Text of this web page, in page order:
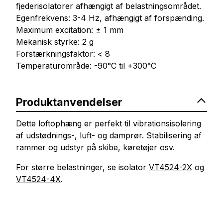
fjederisolatorer afhængigt af belastningsområdet.
Egenfrekvens: 3-4 Hz, afhængigt af forspænding.
Maximum excitation: ± 1 mm
Mekanisk styrke: 2 g
Forstærkningsfaktor: < 8
Temperaturområde: -90°C til +300°C
Produktanvendelser
Dette loftophæng er perfekt til vibrationsisolering
af udstødnings-, luft- og damprør. Stabilisering af
rammer og udstyr på skibe, køretøjer osv.
For større belastninger, se isolator VT4524-2X og
VT4524-4X.